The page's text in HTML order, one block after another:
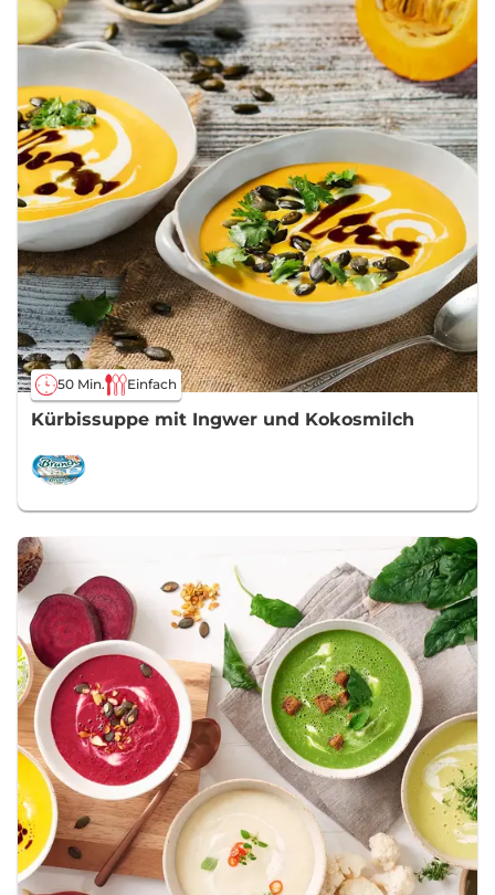
50 Min. Einfach
Kürbissuppe mit Ingwer und Kokosmilch